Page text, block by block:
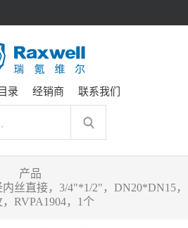
录 经销商 联系我们
产品
丝直接，3/4"*1/2"，DN20*DN15，
RVPA1904，1个